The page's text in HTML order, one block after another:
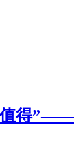
值得”——